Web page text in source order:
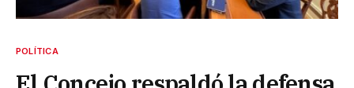
POLÍTICA